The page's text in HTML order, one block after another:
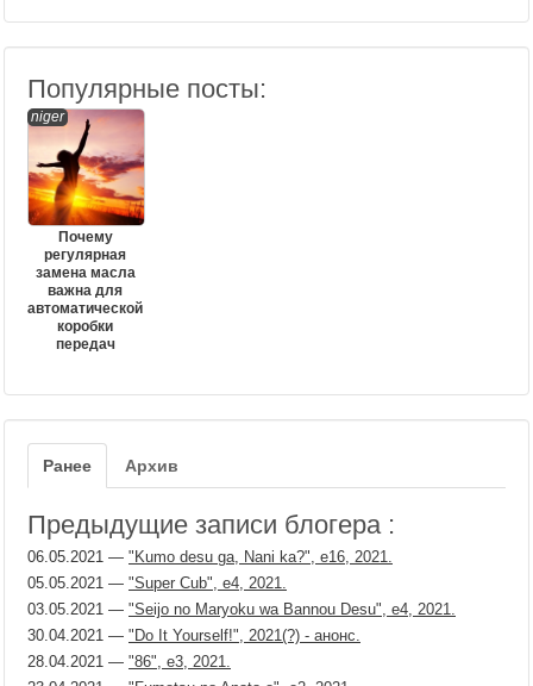
Популярные посты:
niger
Почему
регулярная
замена масла
важна для
автоматической
коробки
передач
Ранее Архив
Предыдущие записи блогера :
06.05.2021 — "Kumo desu ga, Nani ka?", е16, 2021.
05.05.2021 — "Super Cub", e4, 2021.
03.05.2021 — "Seijo no Maryoku wa Bannou Desu", е4, 2021.
30.04.2021 — "Do It Yourself!", 2021(?) - анонс.
28.04.2021 — "86", е3, 2021.